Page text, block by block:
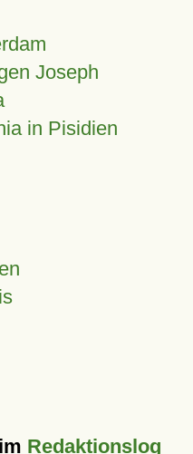
Joseph
in Pisidien
Redaktionslog